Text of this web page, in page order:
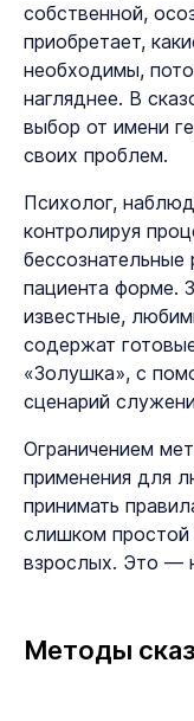
собственной,
приобретает,
необходимы,
нагляднее. В
выбор от имени
своих проблем.
Психолог,
контролируя
пациента форме.
известные,
содержат
«Золушка», с
сценарий
Ограничением
применения для
принимать
слишком простой
взрослых. Это —
Методы